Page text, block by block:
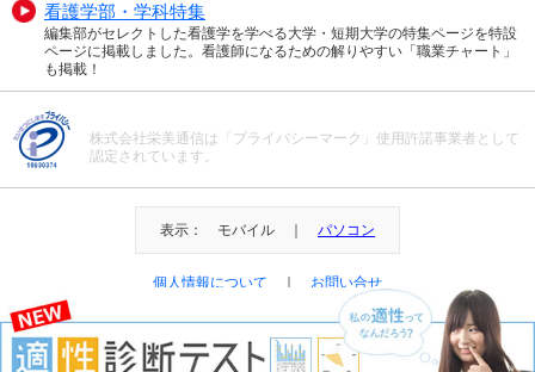
看護学部・学科特集
編集部がセレクトした看護学を学べる大学・短期大学の特集ページを特設
ページに掲載しました。看護師になるための解りやすい「職業チャート」
も掲載！
株式会社栄美通信は「プライバシーマーク」使用許諾事業者として
認定されています。
表示： モバイル ｜ パソコン
個人情報について お問い合せ
＠Eibi Tsushin All Right Reserved.